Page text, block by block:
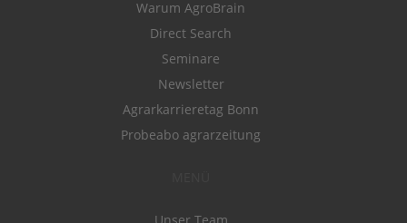
Warum AgroBrain
Direct Search
Seminare
Newsletter
Agrarkarrieretag Bonn
Probeabo agrarzeitung